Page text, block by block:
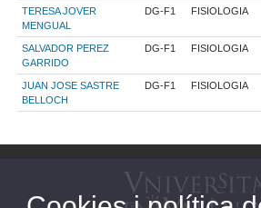
TERESA JOVER
MENGUAL
DG-F1 FISIOLOGIA
SALVADOR PEREZ
GARRIDO
DG-F1 FISIOLOGIA
JUAN JOSE SASTRE
BELLOCH
DG-F1 FISIOLOGIA